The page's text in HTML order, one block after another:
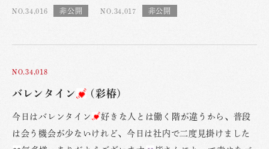
NO.34,016 NO.34,017
NO.34,018
バレンタイン (彩椿)
今日はバレンタイン
好きな人とは働く階が違うから、普段
は会う機会が少ないけれど、今日は社内で二度見掛けました